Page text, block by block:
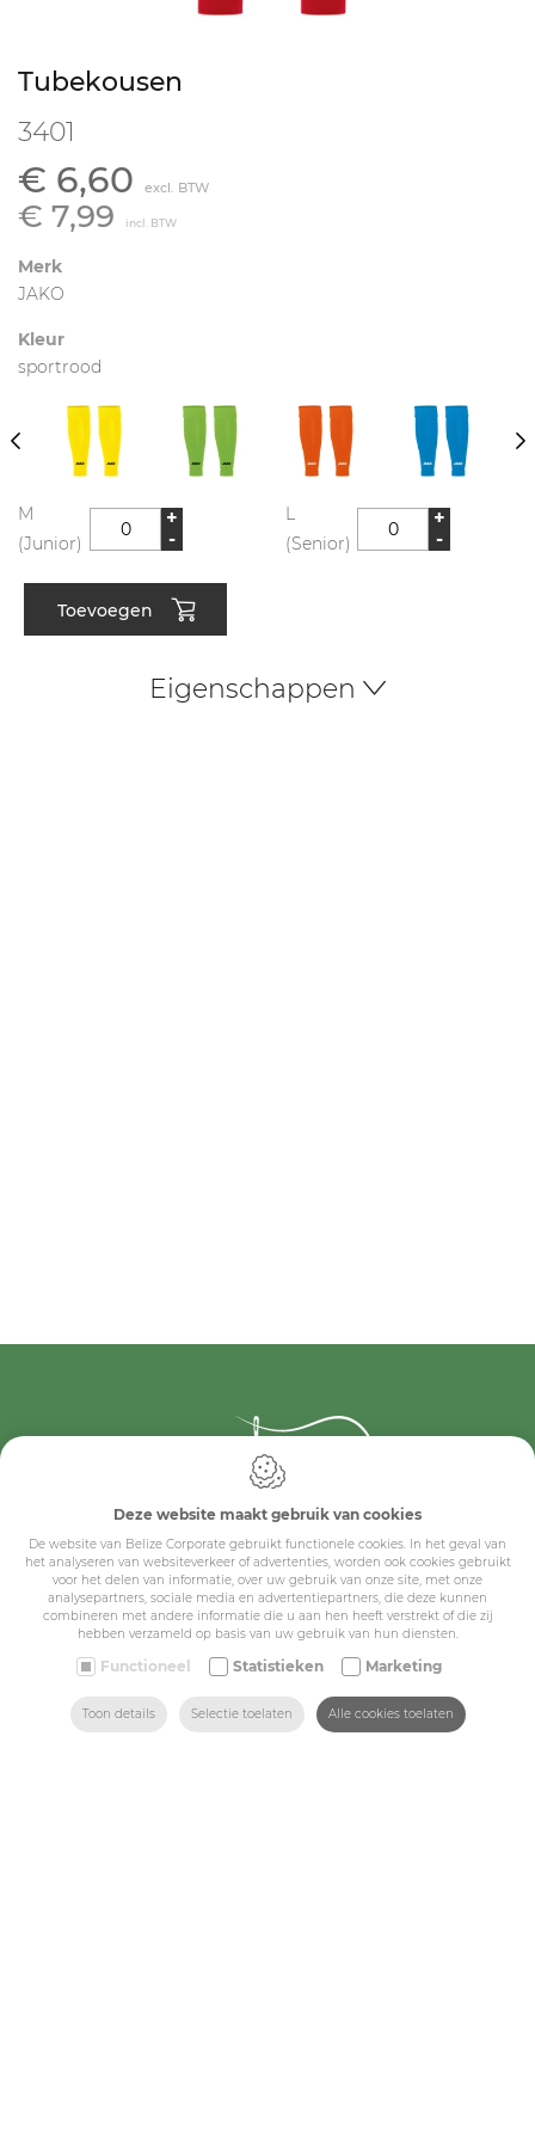
Tubekousen
3401
€ 6,60 excl. BTW
€ 7,99 incl. BTW
Merk
JAKO
Kleur
sportrood
M
(Junior)
+
-
L
(Senior)
+
-
Toevoegen
Eigenschappen
IDcreation 2024
Cookie policy
Privacy policy
Algemene voorwaarden
Belize Corporate
BE 0432.044.235
Deze website maakt gebruik van cookies
De website van Belize Corporate gebruikt functionele cookies. In het geval van
het analyseren van websiteverkeer of advertenties, worden ook cookies gebruikt
voor het delen van informatie, over uw gebruik van onze site, met onze
analysepartners, sociale media en advertentiepartners, die deze kunnen
combineren met andere informatie die u aan hen heeft verstrekt of die zij
hebben verzameld op basis van uw gebruik van hun diensten.
Functioneel Statistieken Marketing
Toon details Selectie toelaten Alle cookies toelaten
ZOEKEN HOME MAIL ONS VIND ONS BEL ONS